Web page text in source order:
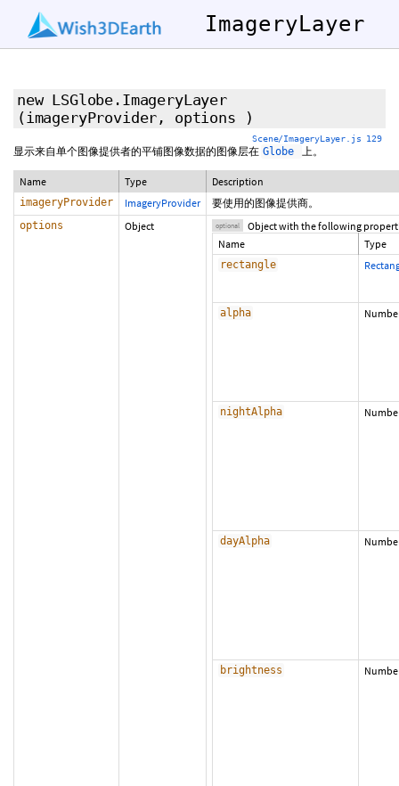
ImageryLayer
new LSGlobe.ImageryLayer
(imageryProvider, options )
Scene/ImageryLayer.js 129
显示来自单个图像提供者的平铺图像数据的图像层在 Globe 上。
Name Type Description
imageryProvider ImageryProvider 要使用的图像提供商。
options Object optional
Object with the following
Name
Type
rectangle
alpha
nightAlpha
dayAlpha
brightness